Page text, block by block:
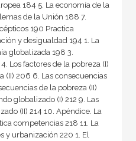
184 5. La economía de la
de la Unión 188 7.
190 Practica
y desigualdad 194 1. La
globalizada 198 3.
Los factores de la pobreza (I)
(II) 206 6. Las consecuencias
de la pobreza (II)
globalizado (I) 212 9. Las
(II) 214 10. Apéndice. La
competencias 218 11. La
y urbanización 220 1. El